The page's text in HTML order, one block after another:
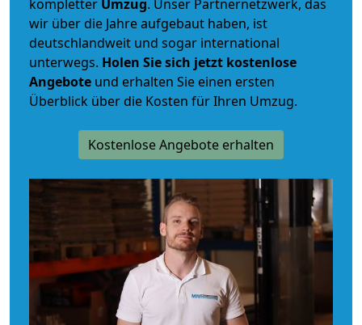
kompletter Umzug. Unser Partnernetzwerk, das
wir über die Jahre aufgebaut haben, ist
deutschlandweit und sogar international
unterwegs. Holen Sie sich jetzt kostenlose
Angebote und erhalten Sie einen ersten
Überblick über die Kosten für Ihren Umzug.
Kostenlose Angebote erhalten